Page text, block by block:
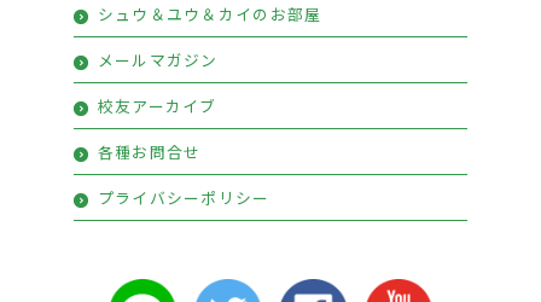
シュウ＆ユウ＆カイのお部屋
メールマガジン
校友アーカイブ
各種お問合せ
プライバシーポリシー